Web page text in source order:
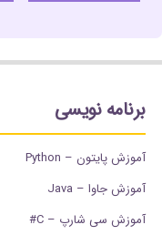
برنامه نویسی
آموزش پایتون – Python
آموزش جاوا – Java
آموزش سی شارپ – C#